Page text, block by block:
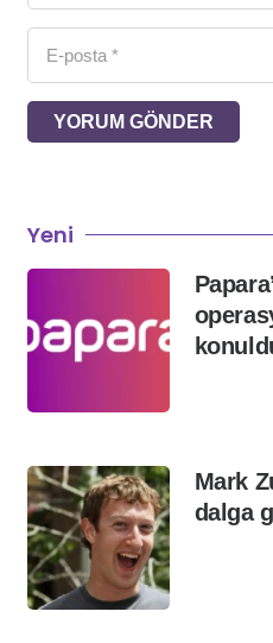
YORUM GÖNDER
Yeni
Mark
dalga